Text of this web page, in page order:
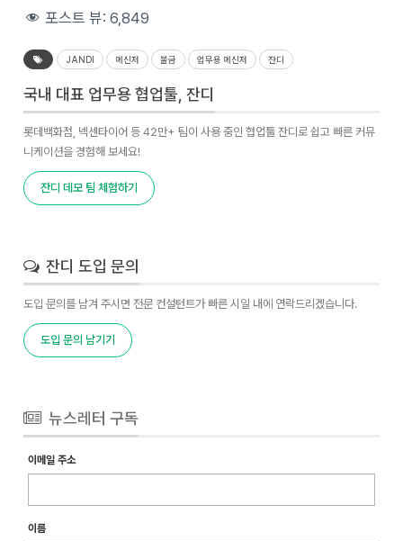
포스트 뷰:6,849
JANDI 메신저 불금 업무용 메신저 잔디
국내 대표 업무용 협업툴, 잔디
롯데백화점, 넥센타이어 등 42만+ 팀이 사용 중인 협업툴 잔디로 쉽고 빠른 커뮤
니케이션을 경험해 보세요!
잔디 데모 팀 체험하기
잔디 도입 문의
도입 문의를 남겨 주시면 전문 컨설턴트가 빠른 시일 내에 연락드리겠습니다.
도입 문의 남기기
뉴스레터 구독
이메일 주소
이름